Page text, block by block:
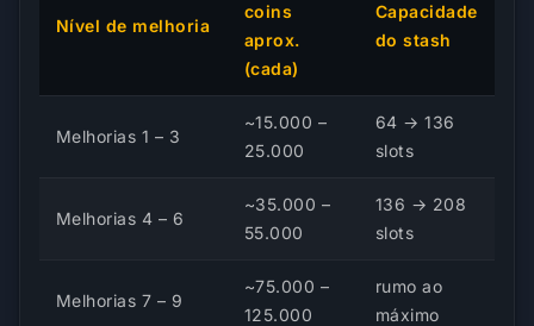
Nível de melhoria
coins
aprox.
(cada)
Capacidade
do stash
Melhorias 1 – 3
~15.000 –
25.000
64 → 136
slots
Melhorias 4 – 6
~35.000 –
55.000
136 → 208
slots
Melhorias 7 – 9
~75.000 –
125.000
rumo ao
máximo